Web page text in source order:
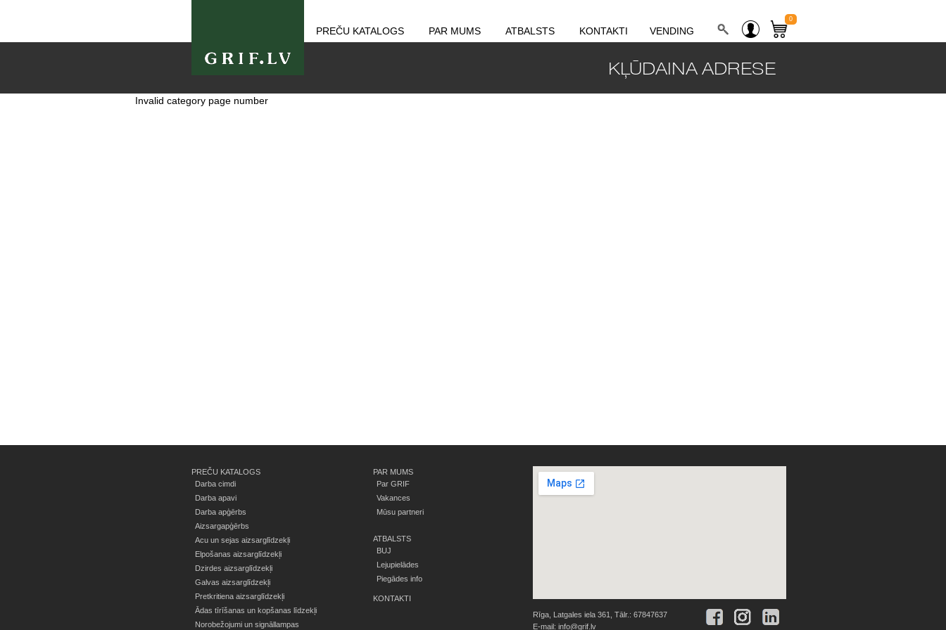
PREČU KATALOGS PAR MUMS ATBALSTS KONTAKTI VENDING
0
KĻŪDAINA ADRESE
Invalid category page number
PREČU KATALOGS
Darba cimdi
Darba apavi
Darba apģērbs
Aizsargapģērbs
Acu un sejas aizsarglīdzekļi
Elpošanas aizsarglīdzekļi
Dzirdes aizsarglīdzekļi
Galvas aizsarglīdzekļi
Pretkritiena aizsarglīdzekļi
Ādas tīrīšanas un kopšanas līdzekļi
Norobežojumi un signāllampas
PAR MUMS
Par GRIF
Vakances
Mūsu partneri
ATBALSTS
BUJ
Lejupielādes
Piegādes info
KONTAKTI
Rīga, Latgales iela 361, Tālr.: 67847637
E-mail: info@grif.lv